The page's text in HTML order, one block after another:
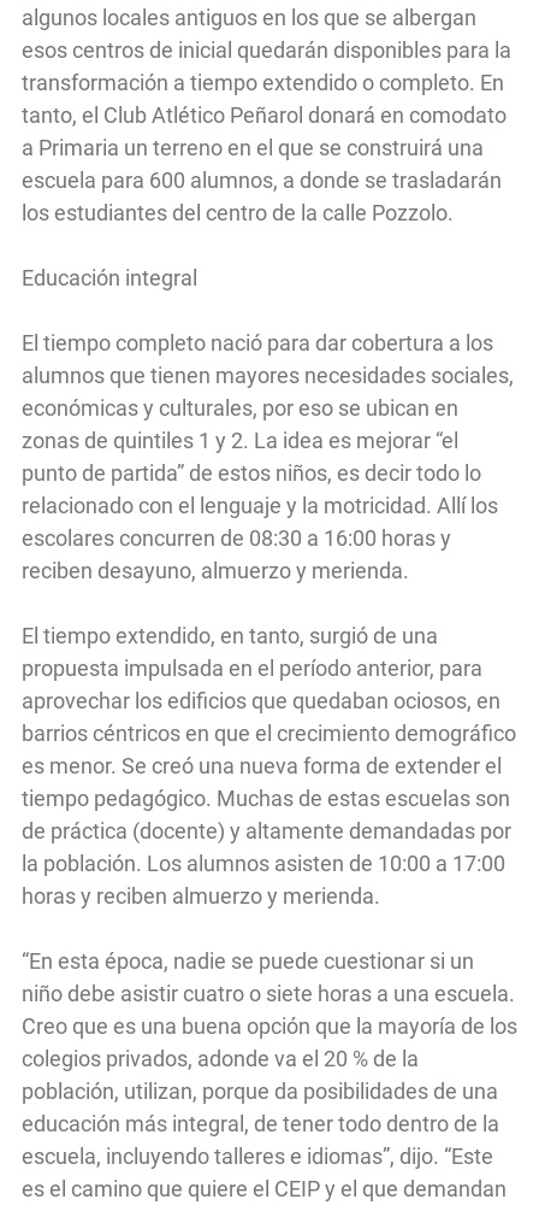
algunos locales antiguos en los que se albergan
esos centros de inicial quedarán disponibles para la
transformación a tiempo extendido o completo. En
tanto, el Club Atlético Peñarol donará en comodato
a Primaria un terreno en el que se construirá una
escuela para 600 alumnos, a donde se trasladarán
los estudiantes del centro de la calle Pozzolo.
Educación integral
El tiempo completo nació para dar cobertura a los
alumnos que tienen mayores necesidades sociales,
económicas y culturales, por eso se ubican en
zonas de quintiles 1 y 2. La idea es mejorar “el
punto de partida” de estos niños, es decir todo lo
relacionado con el lenguaje y la motricidad. Allí los
escolares concurren de 08:30 a 16:00 horas y
reciben desayuno, almuerzo y merienda.
El tiempo extendido, en tanto, surgió de una
propuesta impulsada en el período anterior, para
aprovechar los edificios que quedaban ociosos, en
barrios céntricos en que el crecimiento demográfico
es menor. Se creó una nueva forma de extender el
tiempo pedagógico. Muchas de estas escuelas son
de práctica (docente) y altamente demandadas por
la población. Los alumnos asisten de 10:00 a 17:00
horas y reciben almuerzo y merienda.
“En esta época, nadie se puede cuestionar si un
niño debe asistir cuatro o siete horas a una escuela.
Creo que es una buena opción que la mayoría de los
colegios privados, adonde va el 20 % de la
población, utilizan, porque da posibilidades de una
educación más integral, de tener todo dentro de la
escuela, incluyendo talleres e idiomas”, dijo. “Este
es el camino que quiere el CEIP y el que demandan